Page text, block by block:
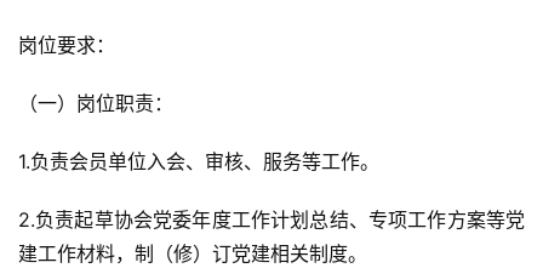
岗位要求：
（一）岗位职责：
1.负责会员单位入会、审核、服务等工作。
2.负责起草协会党委年度工作计划总结、专项工作方案等党
建工作材料，制（修）订党建相关制度。